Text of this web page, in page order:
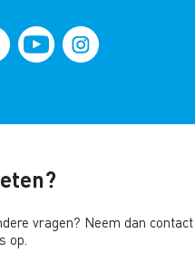
vragen? Neem dan contact
op.